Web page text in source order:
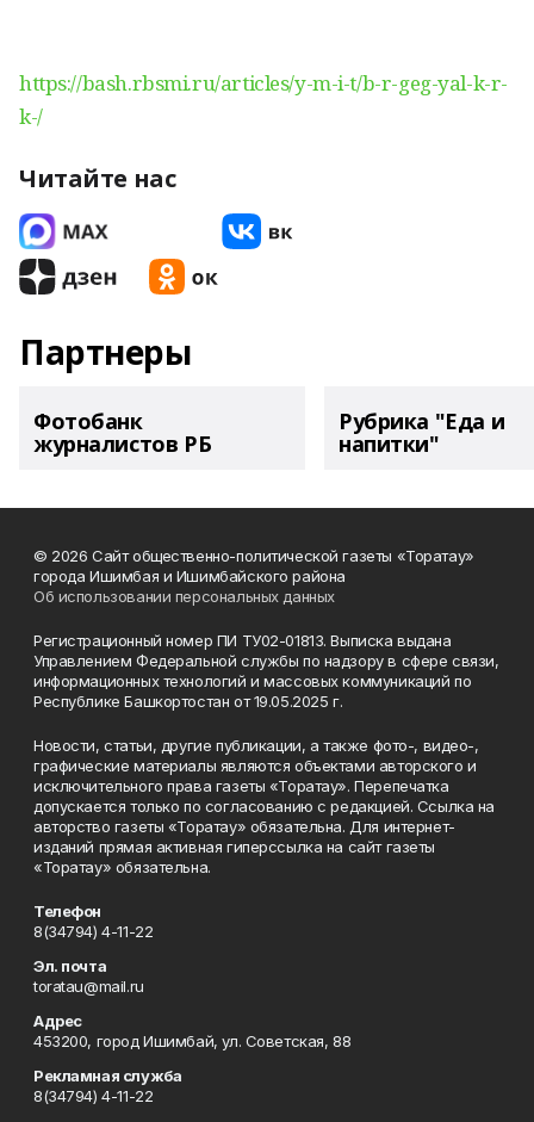
https://bash.rbsmi.ru/articles/y-m-i-t/b-r-geg-yal-k-r-
k-/
Читайте нас
Партнеры
Фотобанк
журналистов РБ
Рубрика "Еда и
напитки"
© 2026 Сайт общественно-политической газеты «Торатау»
города Ишимбая и Ишимбайского района
Об использовании персональных данных
Регистрационный номер ПИ ТУ02-01813. Выписка выдана
Управлением Федеральной службы по надзору в сфере связи,
информационных технологий и массовых коммуникаций по
Республике Башкортостан от 19.05.2025 г.
Новости, статьи, другие публикации, а также фото-, видео-,
графические материалы являются объектами авторского и
исключительного права газеты «Торатау». Перепечатка
допускается только по согласованию с редакцией. Ссылка на
авторство газеты «Торатау» обязательна. Для интернет-
изданий прямая активная гиперссылка на сайт газеты
«Торатау» обязательна.
Телефон
8(34794) 4-11-22
Эл. почта
toratau@mail.ru
Адрес
453200, город Ишимбай, ул. Советская, 88
Рекламная служба
8(34794) 4-11-22